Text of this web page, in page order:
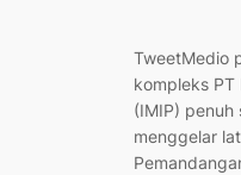
TweetMedio
kompleks PT
(IMIP) penuh
menggelar